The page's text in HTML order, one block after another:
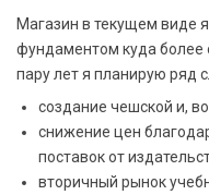
Магазин в текущем виде
фундаментом куда более
пару лет я планирую ряд
создание чешской и,
снижение цен
поставок от
вторичный рынок